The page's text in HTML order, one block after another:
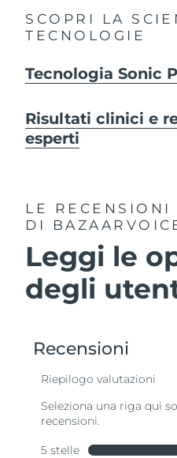
SCOPRI LA
TECNOLOGIE
Tecnologia Sonic
Risultati clinici e
esperti
LE
DI
Leggi le
degli